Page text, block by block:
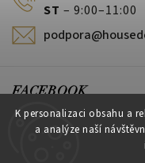
K personalizaci obsahu a
a analýze naší
ST – 9:00–11:00
FACEBOOK